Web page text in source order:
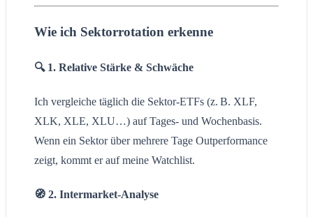
Wie ich Sektorrotation erkenne
🔍 1. Relative Stärke & Schwäche
Ich vergleiche täglich die Sektor-ETFs (z. B. XLF,
XLK, XLE, XLU…) auf Tages- und Wochenbasis.
Wenn ein Sektor über mehrere Tage Outperformance
zeigt, kommt er auf meine Watchlist.
🧭 2. Intermarket-Analyse